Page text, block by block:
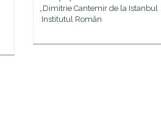
„Dimitrie Cantemir de la Istanbul
Institutul Român